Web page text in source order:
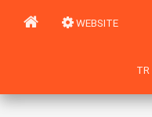
WEBSITE
TR